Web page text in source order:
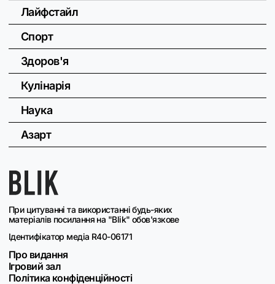
При цитуванні та використанні будь-яких
матеріалів посилання на "Blik" обов'язкове
Ідентифікатор медіа R40-06171
Про видання
Ігровий зал
Політика конфіденційності
Лайфстайл
Спорт
Здоров'я
Кулінарія
Наука
Азарт